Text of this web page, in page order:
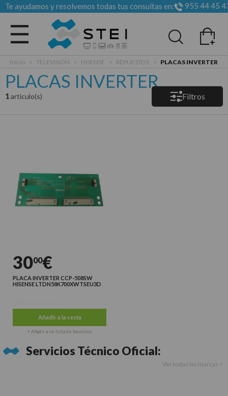
Te ayudamos y resolvemos todas tus consultas en: 955 44 45
Todas las categorias
Inicio > TELEVISIÓN > HISENSE > REPUESTOS > PLACAS INVERTER
PLACAS INVERTER
1articulo(s) Filtros
3000€
PLACA INVERTER CCP-508SW
HISENSE LTDN58K700XWTSEU3D
Añadir a la cesta
+ Añadir a mi lista de favoritos
Servicios Técnico Oficial:
Ver todas las marcas >